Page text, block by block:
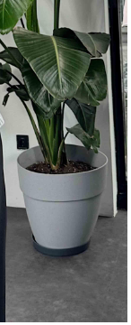
sms ve
ediyorum.